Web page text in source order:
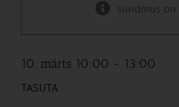
sündmus on
10. märts 10:00 - 13:00
TASUTA